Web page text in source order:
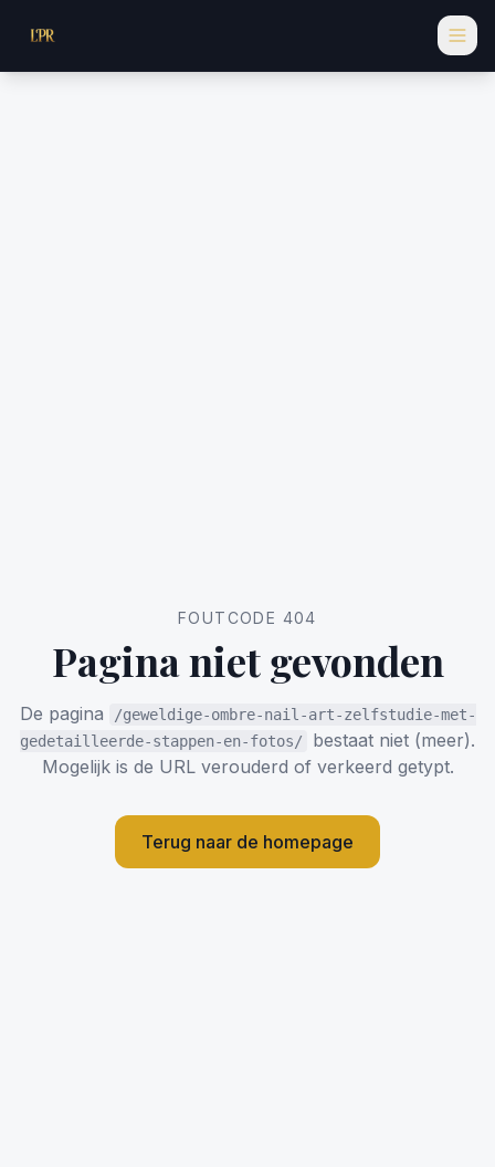
FOUTCODE 404
Pagina niet gevonden
De pagina
/geweldige-ombre-nail-art-zelfstudie-met-
gedetailleerde-stappen-en-fotos/
bestaat niet (meer).
Mogelijk is de URL verouderd of verkeerd getypt.
Terug naar de homepage